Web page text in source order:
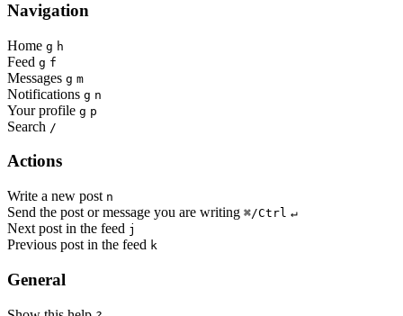
Navigation
Home g h
Feed g f
Messages g m
Notifications g n
Your profile g p
Search /
Actions
Write a new post n
Send the post or message you are writing ⌘/Ctrl ↵
Next post in the feed j
Previous post in the feed k
General